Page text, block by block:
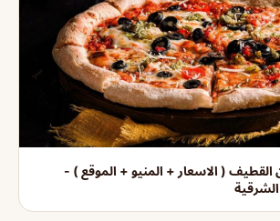
( الاسعار + المنيو + الموقع ) -